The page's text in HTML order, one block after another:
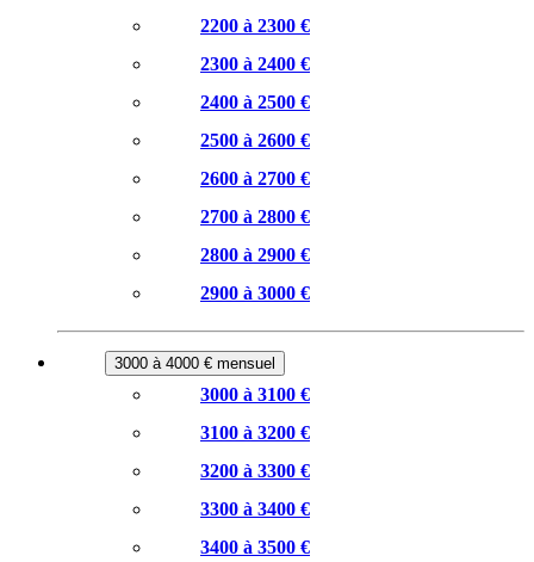
2200 à 2300 €
2300 à 2400 €
2400 à 2500 €
2500 à 2600 €
2600 à 2700 €
2700 à 2800 €
2800 à 2900 €
2900 à 3000 €
3000 à 4000 € mensuel
3000 à 3100 €
3100 à 3200 €
3200 à 3300 €
3300 à 3400 €
3400 à 3500 €